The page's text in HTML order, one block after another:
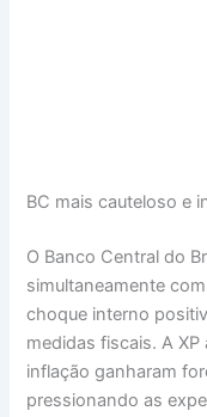
BC mais cauteloso e
O Banco Central do
simultaneamente
choque interno
medidas fiscais. A
inflação ganharam
pressionando as